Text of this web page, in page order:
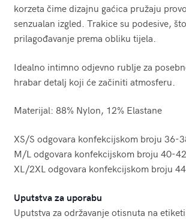
korzeta čime dizajnu gaćica pružaju
senzualan izgled. Trakice su podesive,
prilagođavanje prema obliku tijela.
Idealno intimno odjevno rublje za
hrabar detalj koji će začiniti atmosferu.
Materijal: 88% Nylon, 12% Elastane
XS/S odgovara konfekcijskom broju 36-
M/L odgovara konfekcijskom broju 40-42
XL/2XL odgovara konfekcijskom broju
Uputstva za uporabu
Uputstva za održavanje otisnuta na